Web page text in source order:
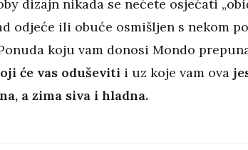
dizajn nikada se nećete osjećati
odjeće ili obuće osmišljen s nekom
koju vam donosi Mondo
će vas oduševitii uz koje vam ova
a zima siva i hladna.